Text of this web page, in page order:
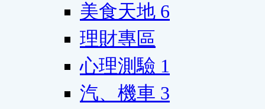
美食天地 6
理財專區
心理測驗 1
汽、機車 3